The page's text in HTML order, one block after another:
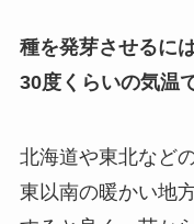
種を発芽させるに
30度くらいの気温
北海道や東北など
東以南の暖かい地